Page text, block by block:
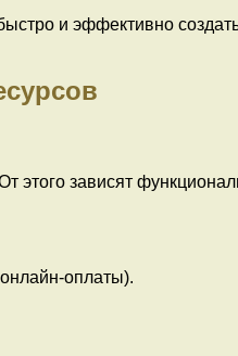
и эффективно
этого зависят
оплаты).